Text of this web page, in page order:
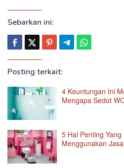
Sebarkan ini:
Posting terkait:
4 Keuntungan Ini
Mengapa Sedot
5 Hal Penting
Menggunakan